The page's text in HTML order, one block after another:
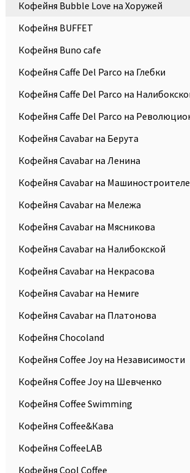
Кофейня Bubble Love на Хоружей
Кофейня BUFFET
Кофейня Buno cafe
Кофейня Caffe Del Parco на Глебки
Кофейня Caffe Del Parco на
Кофейня Caffe Del Parco на
Кофейня Cavabar на Берута
Кофейня Cavabar на Ленина
Кофейня Cavabar на
Кофейня Cavabar на Мележа
Кофейня Cavabar на Мясникова
Кофейня Cavabar на Налибокской
Кофейня Cavabar на Некрасова
Кофейня Cavabar на Немиге
Кофейня Cavabar на Платонова
Кофейня Chocoland
Кофейня Coffee Joy на Независимости
Кофейня Coffee Joy на Шевченко
Кофейня Coffee Swimming
Кофейня Coffee&Кава
Кофейня CoffeeLAB
Кофейня Cool Сoffee